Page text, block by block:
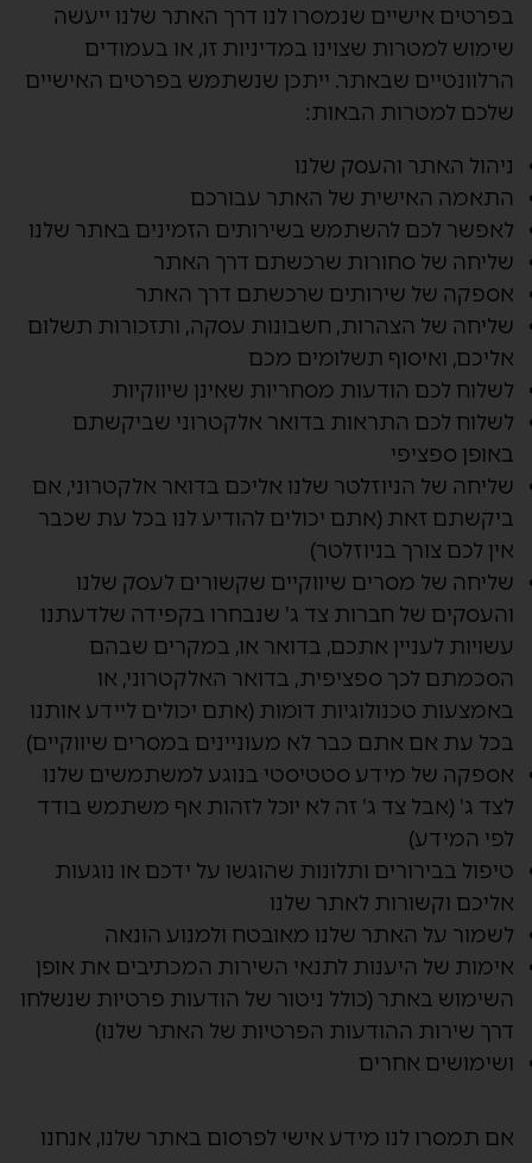
בפרטים אישיים שנמסרו לנו דרך האתר שלנו ייעשה
שימוש למטרות שצוינו במדיניות זו, או בעמודים
הרלוונטיים שבאתר. ייתכן שנשתמש בפרטים האישיים
שלכם למטרות הבאות:
ניהול האתר והעסק שלנו
התאמה האישית של האתר עבורכם
לאפשר לכם להשתמש בשירותים הזמינים באתר שלנו
שליחה של סחורות שרכשתם דרך האתר
אספקה של שירותים שרכשתם דרך האתר
שליחה של הצהרות, חשבונות עסקה, ותזכורות תשלום
אליכם, ואיסוף תשלומים מכם
לשלוח לכם הודעות מסחריות שאינן שיווקיות
לשלוח לכם התראות בדואר אלקטרוני שביקשתם
באופן ספציפי
שליחה של הניוזלטר שלנו אליכם בדואר אלקטרוני, אם
ביקשתם זאת (אתם יכולים להודיע לנו בכל עת שכבר
אין לכם צורך בניוזלטר)
שליחה של מסרים שיווקיים שקשורים לעסק שלנו
והעסקים של חברות צד ג' שנבחרו בקפידה שלדעתנו
עשויות לעניין אתכם, בדואר או, במקרים שבהם
הסכמתם לכך ספציפית, בדואר האלקטרוני, או
באמצעות טכנולוגיות דומות (אתם יכולים ליידע אותנו
בכל עת אם אתם כבר לא מעוניינים במסרים שיווקיים)
אספקה של מידע סטטיסטי בנוגע למשתמשים שלנו
לצד ג' (אבל צד ג' זה לא יוכל לזהות אף משתמש בודד
לפי המידע)
טיפול בבירורים ותלונות שהוגשו על ידכם או נוגעות
אליכם וקשורות לאתר שלנו
לשמור על האתר שלנו מאובטח ולמנוע הונאה
אימות של היענות לתנאי השירות המכתיבים את אופן
השימוש באתר (כולל ניטור של הודעות פרטיות שנשלחו
דרך שירות ההודעות הפרטיות של האתר שלנו)
ושימושים אחרים
אם תמסרו לנו מידע אישי לפרסום באתר שלנו, אנחנו